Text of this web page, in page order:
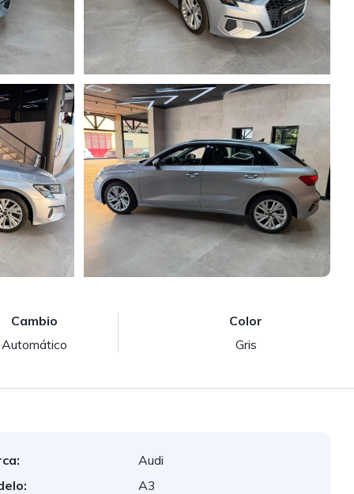
Cambio
Automático
Color
Gris
Audi
A3